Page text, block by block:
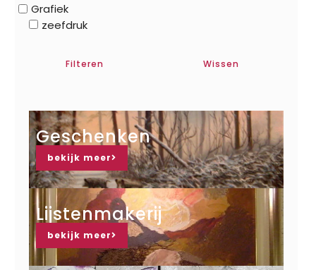
Grafiek
zeefdruk
Filteren Wissen
Geschenken
bekijk meer
Lijstenmakerij
bekijk meer